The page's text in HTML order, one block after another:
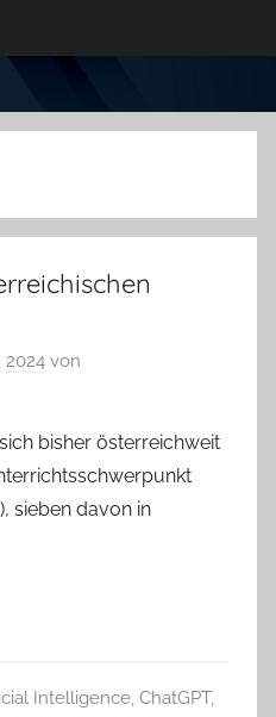
2024 von
bisher österreichweit
sieben davon in
Intelligence, ChatGPT,